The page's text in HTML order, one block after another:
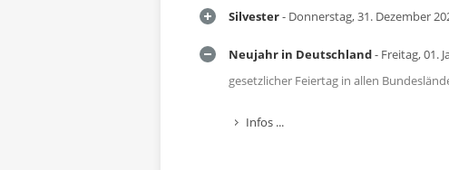
Silvester- Donnerstag, 31. Dezember
Neujahr in Deutschland- Freitag, 01.
gesetzlicher Feiertag in allen
Infos ...